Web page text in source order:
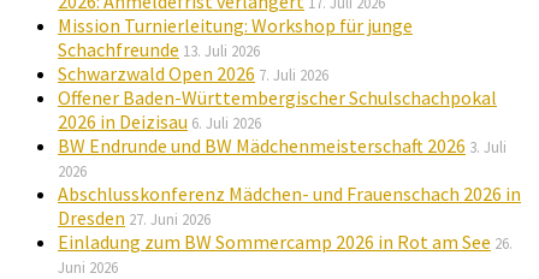
Mission Turnierleitung: Workshop für junge
Schachfreunde 13. Juli 2026
Schwarzwald Open 2026 7. Juli 2026
Offener Baden-Württembergischer Schulschachpokal
2026 in Deizisau 6. Juli 2026
BW Endrunde und BW Mädchenmeisterschaft 2026 3. Juli
2026
Abschlusskonferenz Mädchen- und Frauenschach 2026 in
Dresden 27. Juni 2026
Einladung zum BW Sommercamp 2026 in Rot am See 26.
Juni 2026